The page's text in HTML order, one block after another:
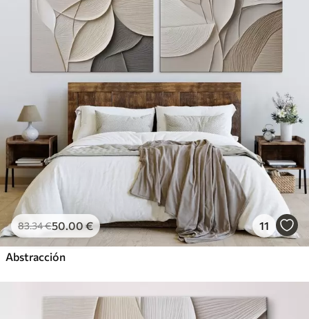
83.34€50.00€ 11
Abstracción